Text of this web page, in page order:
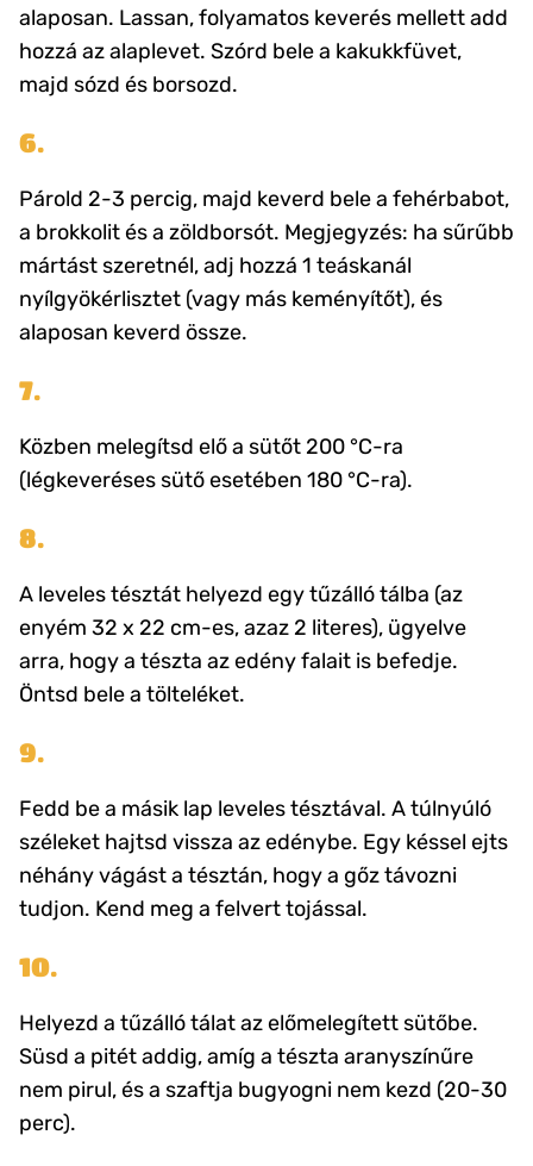
alaposan. Lassan, folyamatos keverés mellett add
hozzá az alaplevet. Szórd bele a kakukkfüvet,
majd sózd és borsozd.
6.
Párold 2-3 percig, majd keverd bele a fehérbabot,
a brokkolit és a zöldborsót. Megjegyzés: ha sűrűbb
mártást szeretnél, adj hozzá 1 teáskanál
nyílgyökérlisztet (vagy más keményítőt), és
alaposan keverd össze.
7.
Közben melegítsd elő a sütőt 200 °C-ra
(légkeveréses sütő esetében 180 °C-ra).
8.
A leveles tésztát helyezd egy tűzálló tálba (az
enyém 32 x 22 cm-es, azaz 2 literes), ügyelve
arra, hogy a tészta az edény falait is befedje.
Öntsd bele a tölteléket.
9.
Fedd be a másik lap leveles tésztával. A túlnyúló
széleket hajtsd vissza az edénybe. Egy késsel ejts
néhány vágást a tésztán, hogy a gőz távozni
tudjon. Kend meg a felvert tojással.
10.
Helyezd a tűzálló tálat az előmelegített sütőbe.
Süsd a pitét addig, amíg a tészta aranyszínűre
nem pirul, és a szaftja bugyogni nem kezd (20-30
perc).